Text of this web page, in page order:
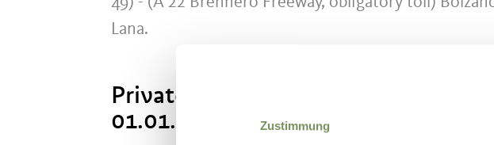
Zustimmung
Lana.
Privately owned. The church is not
01.01. - 31.12.